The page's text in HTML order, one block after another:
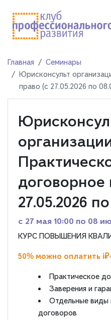
Главная
Семинары
Юрисконсульт
право (c 27.05.2026 по
договорное
27.05.2026
c 27 мая 10:00 по 08
КУРС ПОВЫШЕНИЯ
50% можно оплатить
Практическое
Заверения и
Отдельные виды
договоров